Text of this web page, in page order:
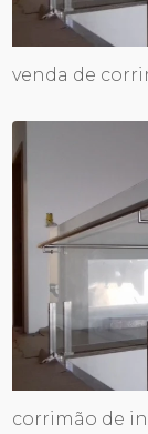
venda de
corrimão de